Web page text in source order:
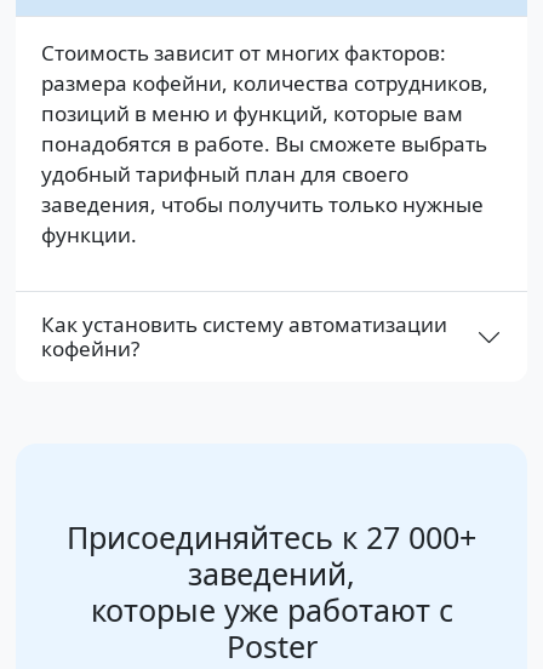
Стоимость зависит от многих факторов:
размера кофейни, количества сотрудников,
позиций в меню и функций, которые вам
понадобятся в работе. Вы сможете выбрать
удобный тарифный план для своего
заведения, чтобы получить только нужные
функции.
Как установить систему автоматизации
кофейни?
Присоединяйтесь к 27 000+
заведений,
которые уже работают с
Poster